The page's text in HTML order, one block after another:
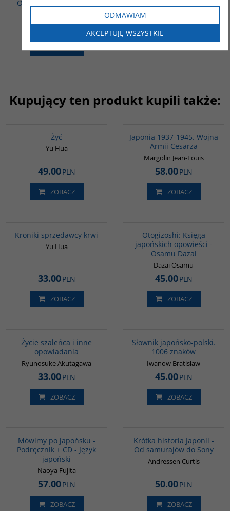
Od samurajów do Sony
50.00
Kupujący ten produkt kupili także:
Żyć
Yu Hua
49.00PLN
ZOBACZ
Japonia 1937-1945. Wojna
Armii Cesarza
Margolin Jean-Louis
58.00PLN
ZOBACZ
Kroniki sprzedawcy krwi
Yu Hua
33.00PLN
ZOBACZ
Otogizoshi: Księga
japońskich opowieści -
Osamu Dazai
Dazai Osamu
45.00PLN
ZOBACZ
Życie szaleńca i inne
opowiadania
Ryunosuke Akutagawa
33.00PLN
ZOBACZ
Słownik japońsko-polski.
1006 znaków
Iwanow Bratisław
45.00PLN
ZOBACZ
Mówimy po japońsku -
Podręcznik + CD - Język
japoński
Naoya Fujita
57.00PLN
ZOBACZ
Krótka historia Japonii -
Od samurajów do Sony
Andressen Curtis
50.00PLN
ZOBACZ
ODMAWIAM
AKCEPTUJĘ WSZYSTKIE